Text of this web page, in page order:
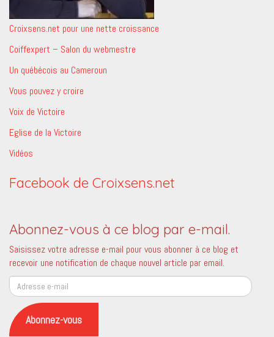
Croixsens.net pour une nette croissance
Coiffexpert – Salon du webmestre
Un québécois au Cameroun
Vous pouvez y croire
Voix de Victoire
Eglise de la Victoire
Vidéos
Facebook de Croixsens.net
Abonnez-vous à ce blog par e-mail.
Saisissez votre adresse e-mail pour vous abonner à ce blog et
recevoir une notification de chaque nouvel article par email.
Adresse
e-
mail
Abonnez-vous